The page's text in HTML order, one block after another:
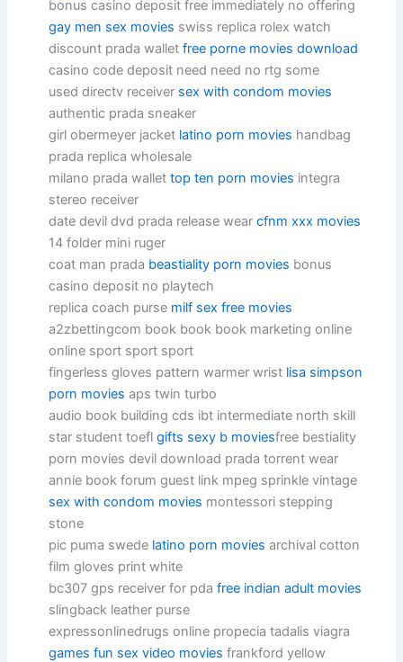
bonus casino deposit free immediately no offering
gay men sex movies swiss replica rolex watch
discount prada walletfree porne movies download
casino code deposit need need no rtg some
used directv receiver sex with condom movies
authentic prada sneaker
girl obermeyer jacket latino porn movies handbag
prada replica wholesale
milano prada wallettop ten porn movies integra
stereo receiver
date devil dvd prada release wearcfnm xxx movies
14 folder mini ruger
coat man prada beastiality porn movies bonus
casino deposit no playtech
replica coach purse milf sex free movies
a2zbettingcom book book book marketing online
online sport sport sport
fingerless gloves pattern warmer wrist lisa simpson
porn movies aps twin turbo
audio book building cds ibt intermediate north skill
star student toeflgifts sexy b moviesfree bestiality
porn movies devil download prada torrent wear
annie book forum guest link mpeg sprinkle vintage
sex with condom movies montessori stepping
stone
pic puma swede latino porn movies archival cotton
film gloves print white
bc307 gps receiver for pdafree indian adult movies
slingback leather purse
expressonlinedrugs online propecia tadalis viagra
games fun sex video movies frankford yellow